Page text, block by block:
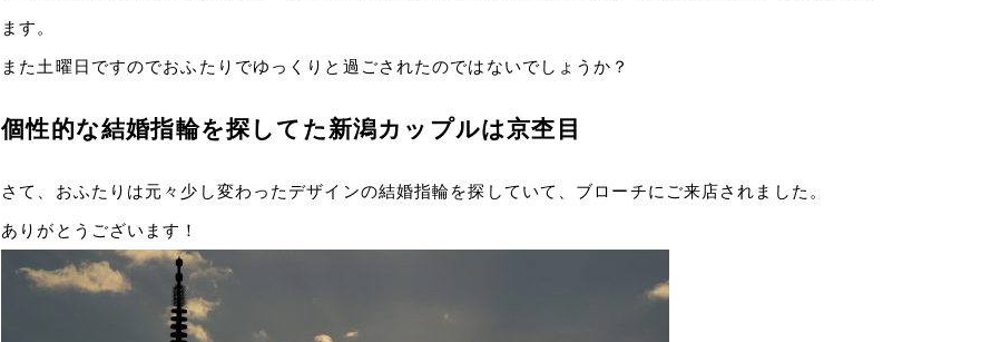
ます。
また土曜日ですのでおふたりでゆっくりと過ごされたのではないでしょうか？
個性的な結婚指輪を探してた新潟カップルは京杢目
さて、おふたりは元々少し変わったデザインの結婚指輪を探していて、ブローチにご来店されました。
ありがとうございます！